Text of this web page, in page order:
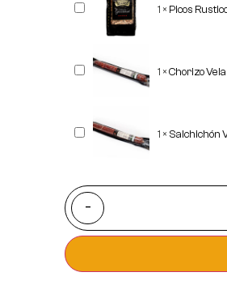
Picos
Rusticos
Gourmet
"OBANDO"
1 × Picos
Chorizo
1 ×Chorizo
Salchichón
Vela
1 × Salchichón
-